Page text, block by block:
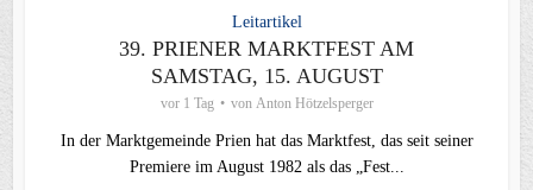
Leitartikel
39. PRIENER MARKTFEST AM
SAMSTAG, 15. AUGUST
vor 1 Tag von Anton Hötzelsperger
In der Marktgemeinde Prien hat das Marktfest, das seit seiner
Premiere im August 1982 als das „Fest...